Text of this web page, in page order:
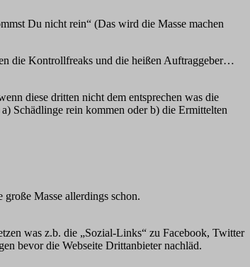
Du nicht rein“ (Das wird die Masse machen
die Kontrollfreaks und die heißen Auftraggeber…
diese dritten nicht dem entsprechen was die
Schädlinge rein kommen oder b) die Ermittelten
Masse allerdings schon.
was z.b. die „Sozial-Links“ zu Facebook, Twitter
bevor die Webseite Drittanbieter nachläd.